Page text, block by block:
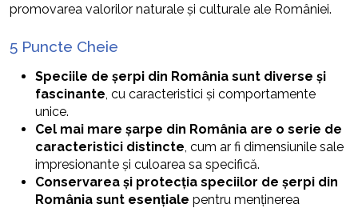
promovarea valorilor naturale și culturale ale României.
5 Puncte Cheie
Speciile de șerpi din România sunt diverse și
fascinante , cu caracteristici și comportamente
unice.
Cel mai mare șarpe din România are o serie de
caracteristici distincte , cum ar fi dimensiunile sale
impresionante și culoarea sa specifică.
Conservarea și protecția speciilor de șerpi din
România sunt esențiale pentru menținerea